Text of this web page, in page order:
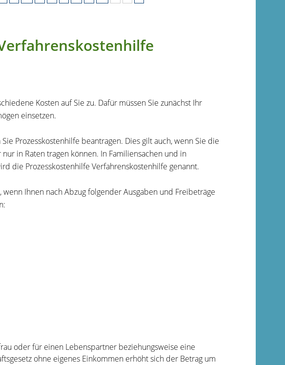
Kosten auf Sie zu. Dafür müssen Sie zunächst Ihr
einsetzen.
Prozesskostenhilfe beantragen. Dies gilt auch, wenn Sie die
in Raten tragen können. In Familiensachen und in
die Prozesskostenhilfe Verfahrenskostenhilfe genannt.
Ihnen nach Abzug folgender Ausgaben und Freibeträge
oder für einen Lebenspartner beziehungsweise eine
ohne eigenes Einkommen erhöht sich der Betrag um